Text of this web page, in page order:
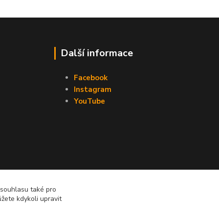
Další informace
Facebook
Instagram
YouTube
také pro
kdykoli upravit